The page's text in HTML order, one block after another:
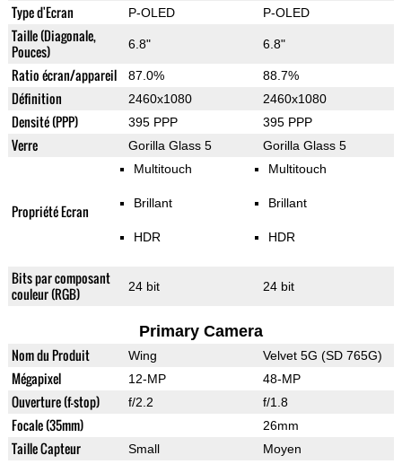
Type d'Ecran P-OLED P-OLED
Taille (Diagonale,
Pouces)
6.8" 6.8"
Ratio écran/appareil 87.0% 88.7%
Définition 2460x1080 2460x1080
Densité (PPP) 395 PPP 395 PPP
Verre Gorilla Glass 5 Gorilla Glass 5
Propriété Ecran
Multitouch
Brillant
HDR
Multitouch
Brillant
HDR
Bits par composant
couleur (RGB)
24 bit 24 bit
Primary Camera
Nom du Produit Wing Velvet 5G (SD 765G)
Mégapixel 12-MP 48-MP
Ouverture (f-stop) f/2.2 f/1.8
Focale (35mm) 26mm
Taille Capteur Small Moyen